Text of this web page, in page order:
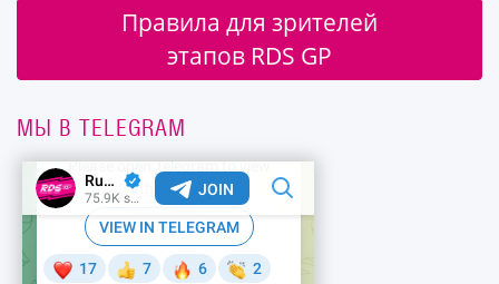
Правила для зрителей
этапов RDS GP
МЫ В TELEGRAM